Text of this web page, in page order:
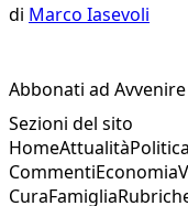
di Marco Iasevoli
Abbonati ad Avvenire
Sezioni del sito
HomeAttualitàPolitica
CommentiEconomia
CuraFamiglia